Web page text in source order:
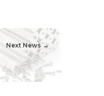
Next News